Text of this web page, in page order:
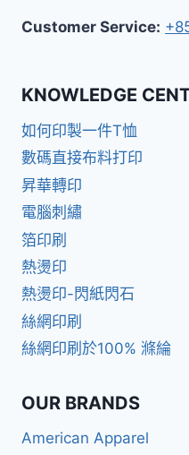
Customer Service:
KNOWLEDGE
如何印製一件T恤
數碼直接布料打印
昇華轉印
電腦刺繡
箔印刷
熱燙印
熱燙印-閃紙閃石
絲網印刷
絲網印刷於100% 滌綸
OUR BRANDS
American Apparel